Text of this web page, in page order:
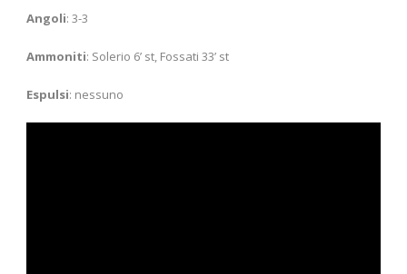
Angoli: 3-3
Ammoniti: Solerio 6’ st, Fossati 33’ st
Espulsi: nessuno